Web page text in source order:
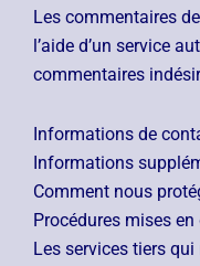
Les commentaires
l’aide d’un service
commentaires
Informations de
Informations
Comment nous
Procédures mises
Les services tiers